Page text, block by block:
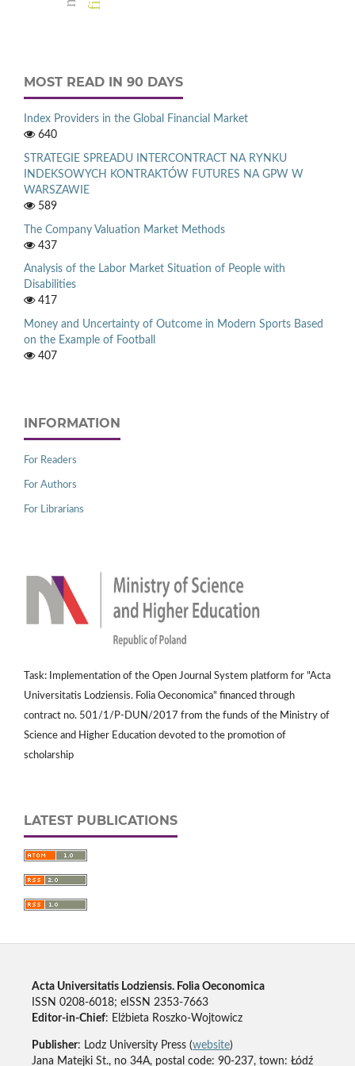
MOST READ IN 90 DAYS
Index Providers in the Global Financial Market
640
STRATEGIE SPREADU INTERCONTRACT NA RYNKU
INDEKSOWYCH KONTRAKTÓW FUTURES NA GPW W
WARSZAWIE
589
The Company Valuation Market Methods
437
Analysis of the Labor Market Situation of People with
Disabilities
417
Money and Uncertainty of Outcome in Modern Sports Based
on the Example of Football
407
INFORMATION
For Readers
For Authors
For Librarians
Task: Implementation of the Open Journal System platform for "Acta
Universitatis Lodziensis. Folia Oeconomica" financed through
contract no. 501/1/P-DUN/2017 from the funds of the Ministry of
Science and Higher Education devoted to the promotion of
scholarship
LATEST PUBLICATIONS
Acta Universitatis Lodziensis. Folia Oeconomica
ISSN 0208-6018; eISSN 2353-7663
Editor-in-Chief: Elżbieta Roszko-Wojtowicz
Publisher: Lodz University Press (website)
Jana Matejki St., no 34A, postal code: 90-237, town: Łódź